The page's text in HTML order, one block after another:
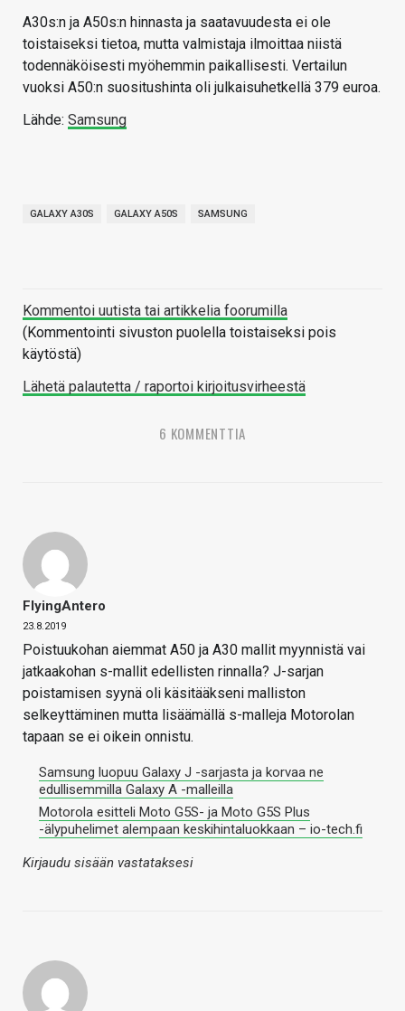
A30s:n ja A50s:n hinnasta ja saatavuudesta ei ole
toistaiseksi tietoa, mutta valmistaja ilmoittaa niistä
todennäköisesti myöhemmin paikallisesti. Vertailun
vuoksi A50:n suositushinta oli julkaisuhetkellä 379 euroa.
Lähde: Samsung
GALAXY A30S GALAXY A50S SAMSUNG
Kommentoi uutista tai artikkelia foorumilla
(Kommentointi sivuston puolella toistaiseksi pois
käytöstä)
Lähetä palautetta / raportoi kirjoitusvirheestä
6 KOMMENTTIA
FlyingAntero
23.8.2019
Poistuukohan aiemmat A50 ja A30 mallit myynnistä vai
jatkaakohan s-mallit edellisten rinnalla? J-sarjan
poistamisen syynä oli käsitääkseni malliston
selkeyttäminen mutta lisäämällä s-malleja Motorolan
tapaan se ei oikein onnistu.
Samsung luopuu Galaxy J -sarjasta ja korvaa ne
edullisemmilla Galaxy A -malleilla
Motorola esitteli Moto G5S- ja Moto G5S Plus
-älypuhelimet alempaan keskihintaluokkaan – io-tech.fi
Kirjaudu sisään vastataksesi